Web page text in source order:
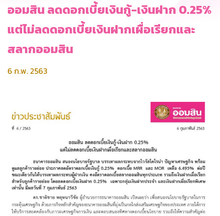
ออมสิน ลดดอกเบี้ยเงินกู้-เงินฝาก 0.25%
แต่ไม่ลดดอกเบี้ยเงินฝากเผื่อเรียกและ
สลากออมสิน
6 ก.พ. 2563